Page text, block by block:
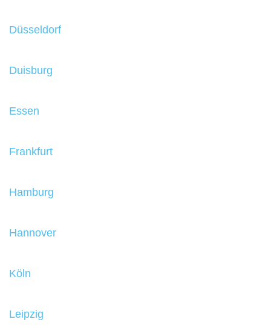
Düsseldorf
Duisburg
Essen
Frankfurt
Hamburg
Hannover
Köln
Leipzig